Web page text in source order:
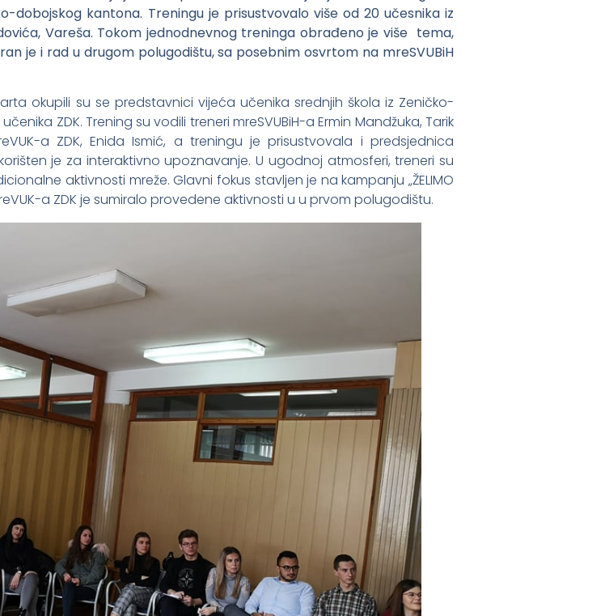
dobojskog kantona. Treningu je prisustvovalo više od 20 učesnika iz
Vareša. Tokom jednodnevnog treninga obrađeno je više tema,
je i rad u drugom polugodištu, sa posebnim osvrtom na mreSVUBiH
okupili su se predstavnici vijeća učenika srednjih škola iz Zeničko-
ZDK. Trening su vodili treneri mreSVUBiH-a Ermin Mandžuka, Tarik
a ZDK, Enida Ismić, a treningu je prisustvovala i predsjednica
je za interaktivno upoznavanje. U ugodnoj atmosferi, treneri su
aktivnosti mreže. Glavni fokus stavljen je na kampanju „ŽELIMO
a ZDK je sumiralo provedene aktivnosti u u prvom polugodištu.